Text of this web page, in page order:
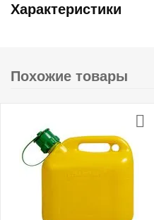
Характеристики
Похожие товары